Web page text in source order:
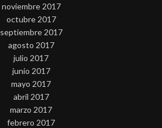
noviembre 2017
octubre 2017
septiembre 2017
agosto 2017
julio 2017
junio 2017
mayo 2017
abril 2017
marzo 2017
febrero 2017